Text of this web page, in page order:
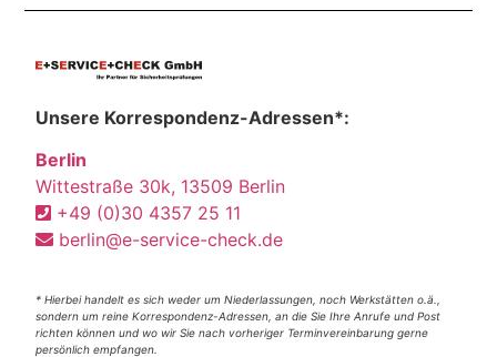
Unsere Korrespondenz-Adressen*:
Berlin
Wittestraße 30k, 13509 Berlin
+49 (0)30 4357 25 11
berlin@e-service-check.de
* Hierbei handelt es sich weder um Niederlassungen, noch Werkstätten o.ä.,
sondern um reine Korrespondenz-Adressen, an die Sie Ihre Anrufe und Post
richten können und wo wir Sie nach vorheriger Terminvereinbarung gerne
persönlich empfangen.